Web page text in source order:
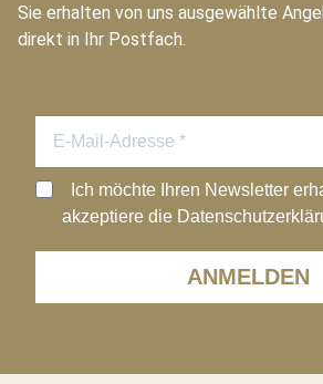
Sie erhalten von uns ausgewählte
direkt in Ihr Postfach.
ANMELDEN
Ich möchte Ihren Newsletter
akzeptiere die